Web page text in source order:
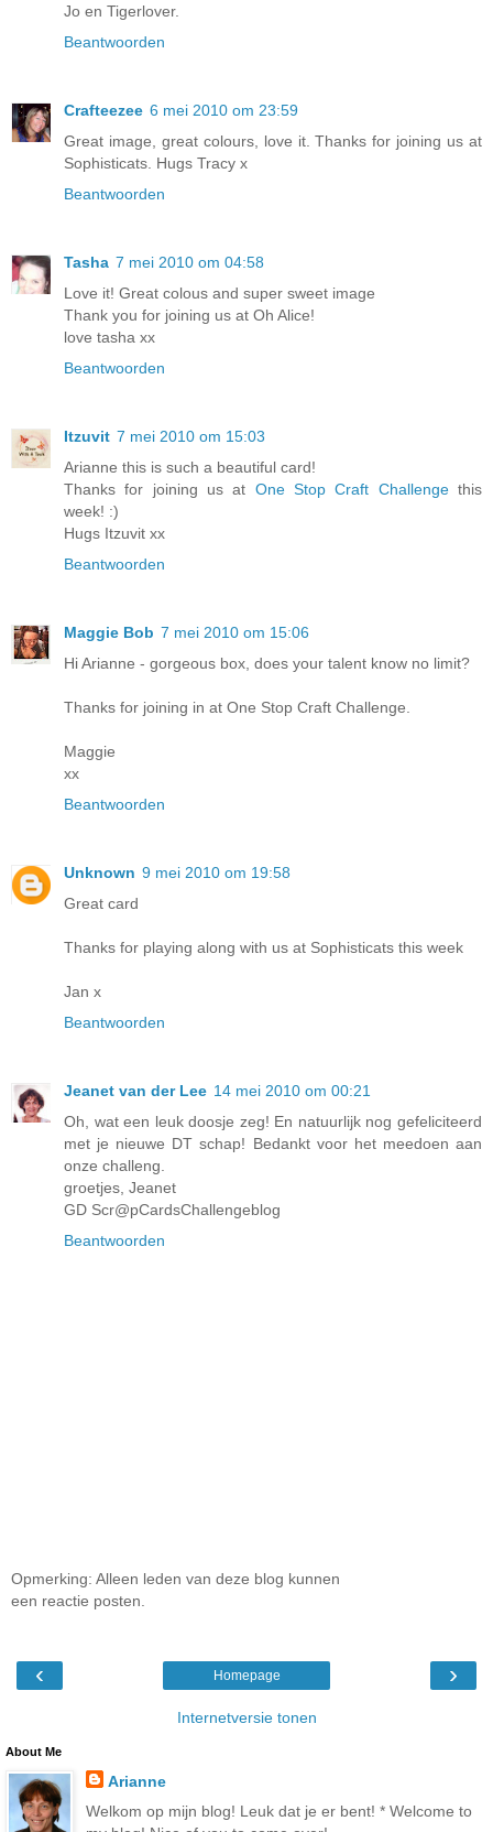
Jo en Tigerlover.
Beantwoorden
Crafteezee 6 mei 2010 om 23:59
Great image, great colours, love it. Thanks for joining us at
Sophisticats. Hugs Tracy x
Beantwoorden
Tasha 7 mei 2010 om 04:58
Love it! Great colous and super sweet image
Thank you for joining us at Oh Alice!
love tasha xx
Beantwoorden
Itzuvit 7 mei 2010 om 15:03
Arianne this is such a beautiful card!
Thanks for joining us at One Stop Craft Challengethis
week! :)
Hugs Itzuvit xx
Beantwoorden
Maggie Bob 7 mei 2010 om 15:06
Hi Arianne - gorgeous box, does your talent know no limit?
Thanks for joining in at One Stop Craft Challenge.
Maggie
xx
Beantwoorden
Unknown 9 mei 2010 om 19:58
Great card
Thanks for playing along with us at Sophisticats this week
Jan x
Beantwoorden
Jeanet van der Lee 14 mei 2010 om 00:21
Oh, wat een leuk doosje zeg! En natuurlijk nog gefeliciteerd
met je nieuwe DT schap! Bedankt voor het meedoen aan
onze challeng.
groetjes, Jeanet
GD Scr@pCardsChallengeblog
Beantwoorden
Opmerking: Alleen leden van deze blog kunnen
een reactie posten.
‹ ›
Homepage
Internetversie tonen
About Me
Arianne
Welkom op mijn blog! Leuk dat je er bent! * Welcome to